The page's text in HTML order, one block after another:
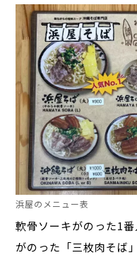
浜屋のメニュー表
軟骨ソーキがのった1
がのった「三枚肉そば